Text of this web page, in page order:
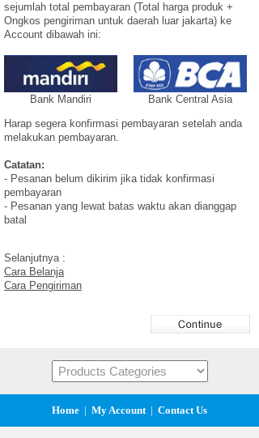
sejumlah total pembayaran (Total harga produk +
Ongkos pengiriman untuk daerah luar jakarta) ke
Account dibawah ini:
Bank Mandiri
Bank Central Asia
Harap segera konfirmasi pembayaran setelah anda
melakukan pembayaran.
Catatan:
- Pesanan belum dikirim jika tidak konfirmasi
pembayaran
- Pesanan yang lewat batas waktu akan dianggap
batal
Selanjutnya :
Cara Belanja
Cara Pengiriman
Home | My Account| Contact Us